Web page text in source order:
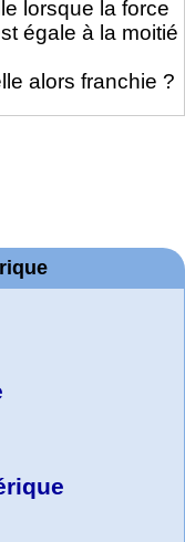
lorsque la force
égale à la moitié
alors franchie ?